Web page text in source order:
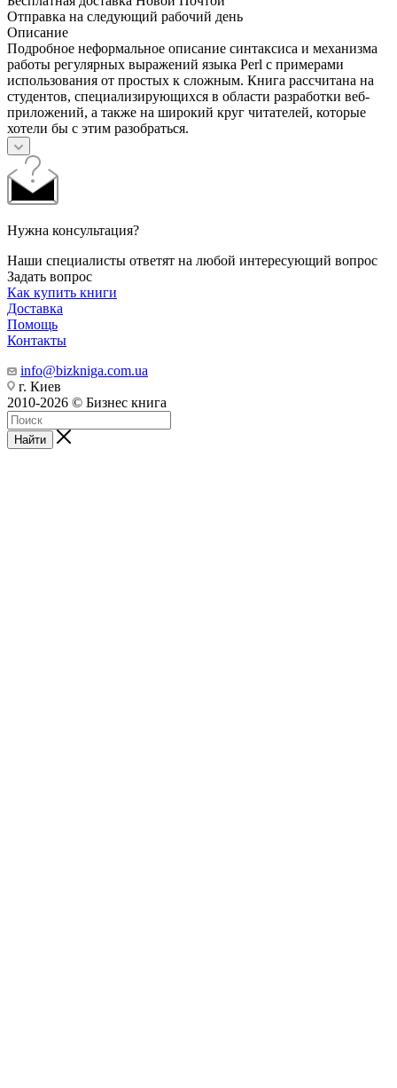
Отправка на следующий рабочий день
Описание
Подробное неформальное описание синтаксиса и механизма
работы регулярных выражений языка Perl с примерами
использования от простых к сложным. Книга рассчитана на
студентов, специализирующихся в области разработки веб-
приложений, а также на широкий круг читателей, которые
хотели бы с этим разобраться.
Нужна консультация?
Наши специалисты ответят на любой интересующий вопрос
Задать вопрос
Как купить книги
Доставка
Помощь
Контакты
info@bizkniga.com.ua
г. Киев
2010-2026 © Бизнес книга
Найти